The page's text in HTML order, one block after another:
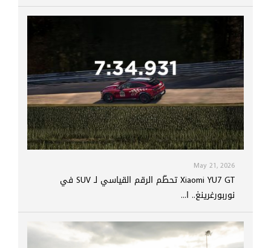
May 21, 2026
Xiaomi YU7 GT تحطّم الرقم القياسي لـ SUV في
نوربورغرينغ.. ا...